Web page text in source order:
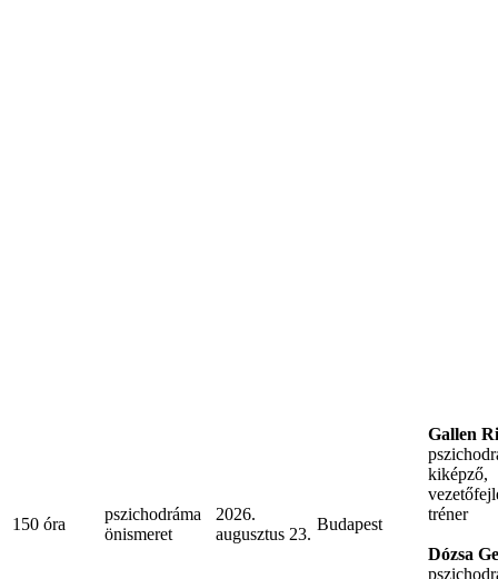
150 óra
pszichodráma
önismeret
2026.
augusztus 23.
Budapest
Gallen
kiképző,
tréner
Dózsa